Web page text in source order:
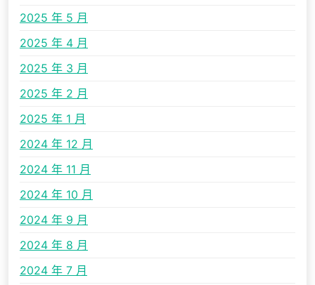
2025 年 5 月
2025 年 4 月
2025 年 3 月
2025 年 2 月
2025 年 1 月
2024 年 12 月
2024 年 11 月
2024 年 10 月
2024 年 9 月
2024 年 8 月
2024 年 7 月